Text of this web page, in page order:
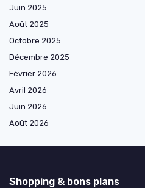
Juin 2025
Août 2025
Octobre 2025
Décembre 2025
Février 2026
Avril 2026
Juin 2026
Août 2026
Shopping & bons plans